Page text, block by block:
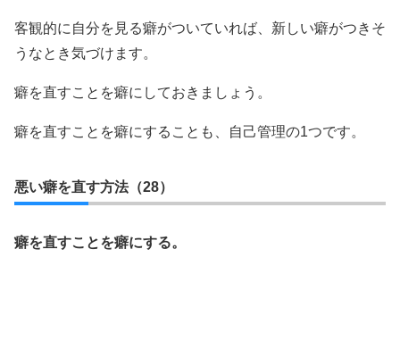
客観的に自分を見る癖がついていれば、新しい癖がつきそ
うなとき気づけます。
癖を直すことを癖にしておきましょう。
癖を直すことを癖にすることも、自己管理の1つです。
悪い癖を直す方法（28）
癖を直すことを癖にする。